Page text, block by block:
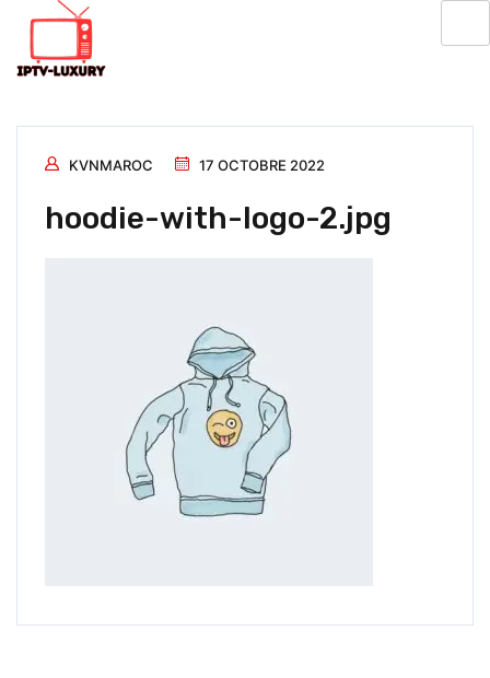
KVNMAROC 17 OCTOBRE 2022
hoodie-with-logo-2.jpg